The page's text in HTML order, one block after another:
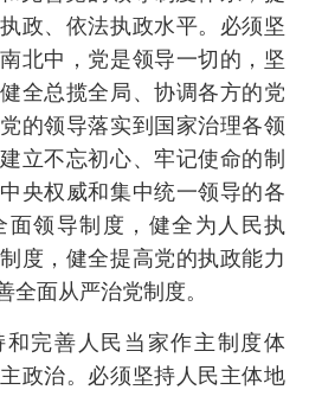
政、依法执政水平。必须坚
北中，党是领导一切的，坚
全总揽全局、协调各方的党
的领导落实到国家治理各领
立不忘初心、牢记使命的制
央权威和集中统一领导的各
面领导制度，健全为人民执
度，健全提高党的执政能力
全面从严治党制度。
完善人民当家作主制度体
政治。必须坚持人民主体地